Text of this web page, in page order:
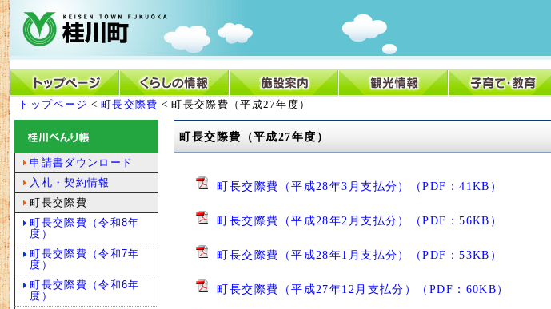
トップページ <町長交際費 < 町長交際費（平成27年度）
町長交際費（平成27年度）
町長交際費（平成28年3月支払分）（PDF：41KB）
町長交際費（平成28年2月支払分）（PDF：56KB）
町長交際費（平成28年1月支払分）（PDF：53KB）
町長交際費（平成27年12月支払分）（PDF：60KB）
申請書ダウンロード
入札・契約情報
町長交際費
町長交際費（令和8年
度）
町長交際費（令和7年
度）
町長交際費（令和6年
度）